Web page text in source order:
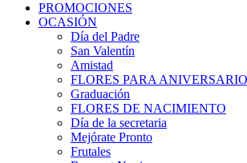
PROMOCIONES
OCASIÓN
Día del Padre
San Valentín
Amistad
FLORES PARA
Graduación
FLORES DE NACIMIENTO
Día de la secretaria
Mejórate Pronto
Frutales